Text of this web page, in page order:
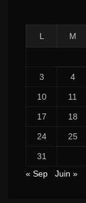
L M
3 4
10 11
17 18
24 25
31
« Sep
Juin »